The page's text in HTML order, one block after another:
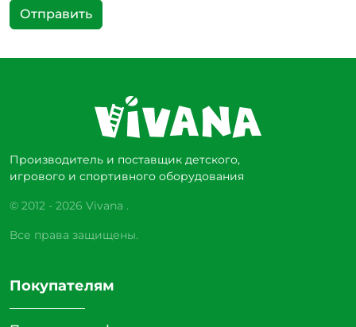
Отправить
Производитель и поставщик детского,
игрового и спортивного оборудования
© 2012 - 2026 Vivana .
Все права защищены.
Покупателям